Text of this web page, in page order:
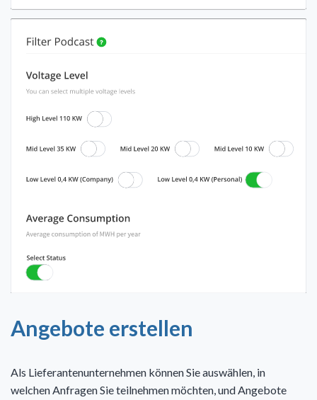
Angebote erstellen
Als Lieferantenunternehmen können Sie auswählen, in
welchen Anfragen Sie teilnehmen möchten, und Angebote